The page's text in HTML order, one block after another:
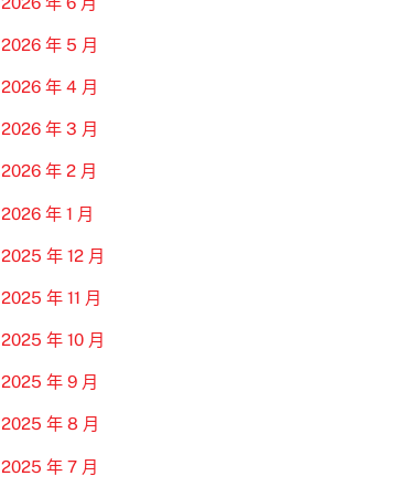
2026 年 5 月
2026 年 4 月
2026 年 3 月
2026 年 2 月
2026 年 1 月
2025 年 12 月
2025 年 11 月
2025 年 10 月
2025 年 9 月
2025 年 8 月
2025 年 7 月